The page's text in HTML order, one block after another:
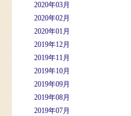
2020年03月
2020年02月
2020年01月
2019年12月
2019年11月
2019年10月
2019年09月
2019年08月
2019年07月